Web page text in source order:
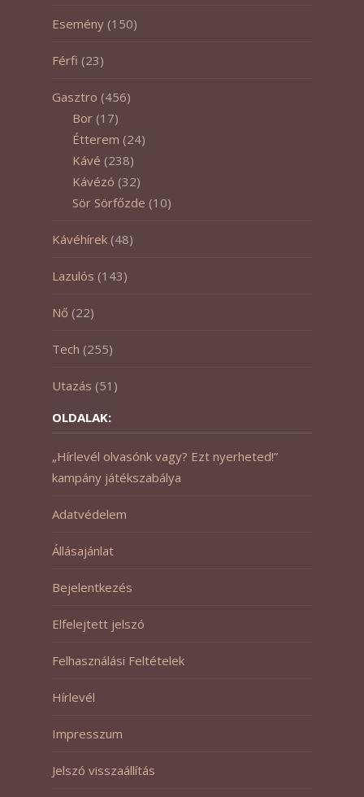
Esemény (150)
Férfi (23)
Gasztro (456)
Bor (17)
Étterem (24)
Kávé (238)
Kávézó (32)
Sör Sörfőzde (10)
Kávéhírek (48)
Lazulós (143)
Nő (22)
Tech (255)
Utazás (51)
OLDALAK:
„Hírlevél olvasónk vagy? Ezt nyerheted!”
kampány játékszabálya
Adatvédelem
Állásajánlat
Bejelentkezés
Elfelejtett jelszó
Felhasználási Feltételek
Hírlevél
Impresszum
Jelszó visszaállítás